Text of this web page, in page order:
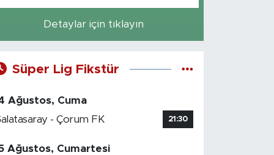
Detaylar için tıklayın
Süper Lig Fikstür
Ağustos, Cuma
- Çorum FK
21:30
Ağustos, Cumartesi